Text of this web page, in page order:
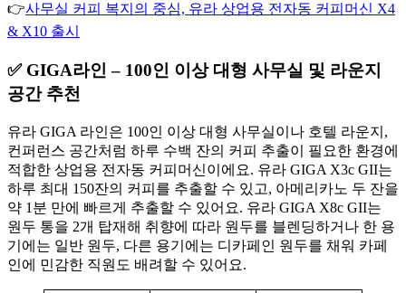
👉사무실 커피 복지의 중심, 유라 상업용 전자동 커피머신 X4
& X10 출시
✅ GIGA라인 – 100인 이상 대형 사무실 및 라운지
공간 추천
유라 GIGA 라인은 100인 이상 대형 사무실이나 호텔 라운지,
컨퍼런스 공간처럼 하루 수백 잔의 커피 추출이 필요한 환경에
적합한 상업용 전자동 커피머신이에요. 유라 GIGA X3c GII는
하루 최대 150잔의 커피를 추출할 수 있고, 아메리카노 두 잔을
약 1분 만에 빠르게 추출할 수 있어요. 유라 GIGA X8c GII는
원두 통을 2개 탑재해 취향에 따라 원두를 블렌딩하거나 한 용
기에는 일반 원두, 다른 용기에는 디카페인 원두를 채워 카페
인에 민감한 직원도 배려할 수 있어요.